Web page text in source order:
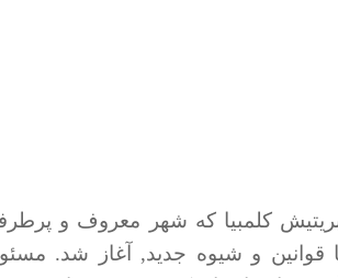
کلمبیا که شهر معروف و
در آن واقع شده است از سه روز پیش (۱۱ تیر ۱۳۹۴) با قوانین و شیوه جدید, آغاز شد.